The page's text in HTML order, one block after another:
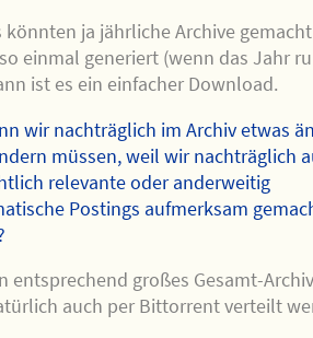
könnten ja jährliche Archive
einmal generiert (wenn das Jahr
ist es ein einfacher Download.
wir nachträglich im Archiv etwas
müssen, weil wir nachträglich
relevante oder anderweitig
Postings aufmerksam
entsprechend großes Gesamt-
auch per Bittorrent verteilt